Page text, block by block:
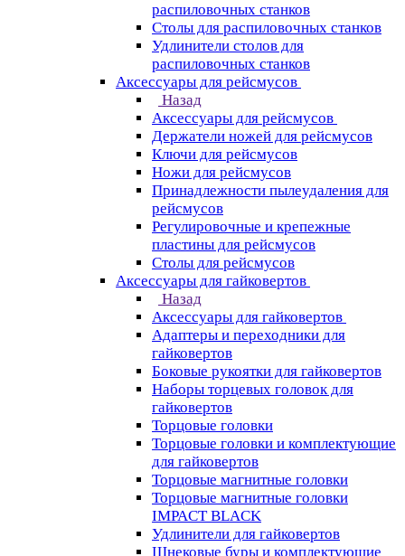
распиловочных станков
Столы для распиловочных станков
Удлинители столов для
распиловочных станков
Аксессуары для рейсмусов
Назад
Аксессуары для рейсмусов
Держатели ножей для рейсмусов
Ключи для рейсмусов
Ножи для рейсмусов
Принадлежности пылеудаления для
рейсмусов
Регулировочные и крепежные
пластины для рейсмусов
Столы для рейсмусов
Аксессуары для гайковертов
Назад
Аксессуары для гайковертов
Адаптеры и переходники для
гайковертов
Боковые рукоятки для гайковертов
Наборы торцевых головок для
гайковертов
Торцовые головки
Торцовые головки и комплектующие
для гайковертов
Торцовые магнитные головки
Торцовые магнитные головки
IMPACT BLACK
Удлинители для гайковертов
Шнековые буры и комплектующие